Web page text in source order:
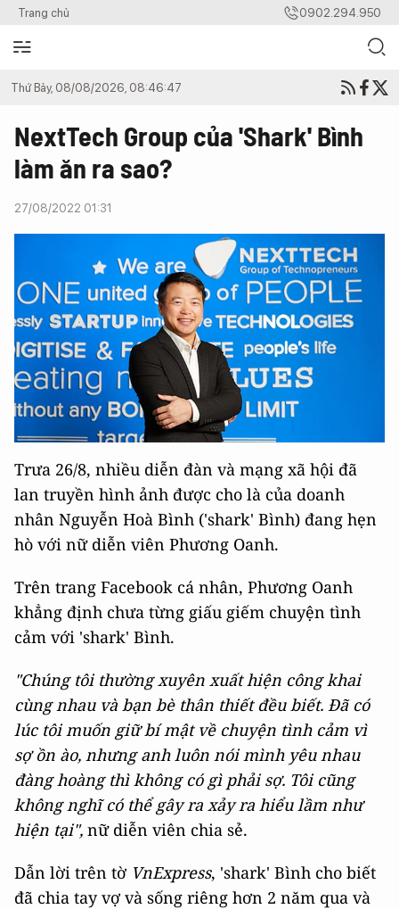
Trang chủ 0902.294.950
Thứ Bảy, 08/08/2026, 08:46:47
NextTech Group của 'Shark' Bình
làm ăn ra sao?
27/08/2022 01:31
Trưa 26/8, nhiều diễn đàn và mạng xã hội đã
lan truyền hình ảnh được cho là của doanh
nhân Nguyễn Hoà Bình ('shark' Bình) đang hẹn
hò với nữ diễn viên Phương Oanh.
Trên trang Facebook cá nhân, Phương Oanh
khẳng định chưa từng giấu giếm chuyện tình
cảm với 'shark' Bình.
"Chúng tôi thường xuyên xuất hiện công khai
cùng nhau và bạn bè thân thiết đều biết. Đã có
lúc tôi muốn giữ bí mật về chuyện tình cảm vì
sợ ồn ào, nhưng anh luôn nói mình yêu nhau
đàng hoàng thì không có gì phải sợ. Tôi cũng
không nghĩ có thể gây ra xảy ra hiểu lầm như
hiện tại", nữ diễn viên chia sẻ.
Dẫn lời trên tờ VnExpress, 'shark' Bình cho biết
đã chia tay vợ và sống riêng hơn 2 năm qua và